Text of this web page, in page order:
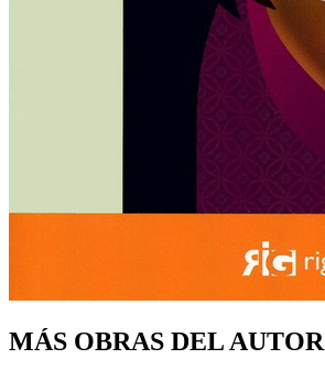
MÁS OBRAS DEL AUTOR